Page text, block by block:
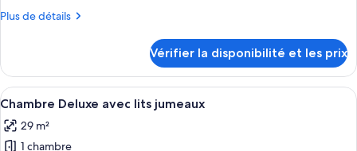
chambre :
Deluxe
Plus de détails
Plus
le
type
de
Chambre
Double
Vérifier la disponibilité et les prix
Afficher
toutes
les
Une chambre d’hôtel avec deux lits,
7
Chambre Deluxe avec lits jumeaux
29 m²
1 chambre